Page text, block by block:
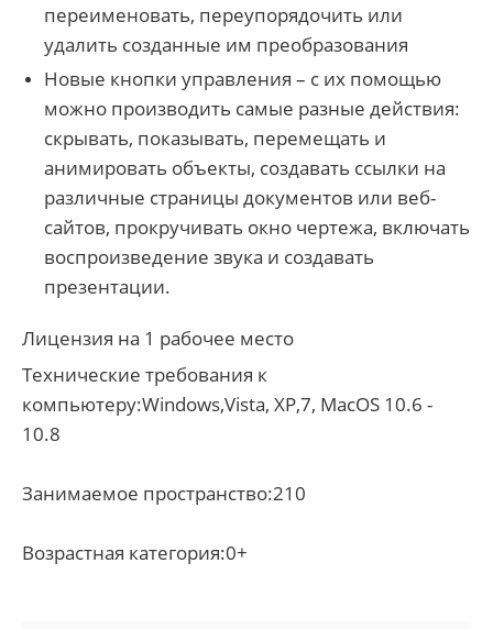
переименовать, переупорядочить или
удалить созданные им преобразования
Новые кнопки управления – с их помощью
можно производить самые разные действия:
скрывать, показывать, перемещать и
анимировать объекты, создавать ссылки на
различные страницы документов или веб-
сайтов, прокручивать окно чертежа, включать
воспроизведение звука и создавать
презентации.
Лицензия на 1 рабочее место
Технические требования к
компьютеру:Windows,Vista, XP,7, MacOS 10.6 -
10.8
Занимаемое пространство:210
Возрастная категория:0+